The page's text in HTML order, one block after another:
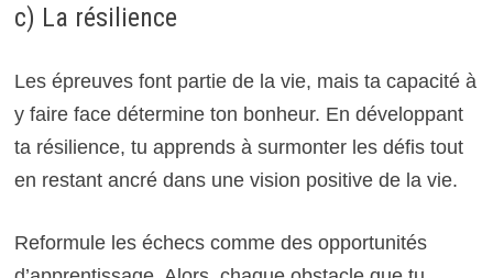
c) La résilience
Les épreuves font partie de la vie, mais ta capacité à
y faire face détermine ton bonheur. En développant
ta résilience, tu apprends à surmonter les défis tout
en restant ancré dans une vision positive de la vie.
Reformule les échecs comme des opportunités